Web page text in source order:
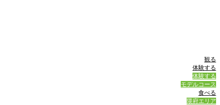
観る
体験する
体験する
モデルコース
食べる
隈府エリア